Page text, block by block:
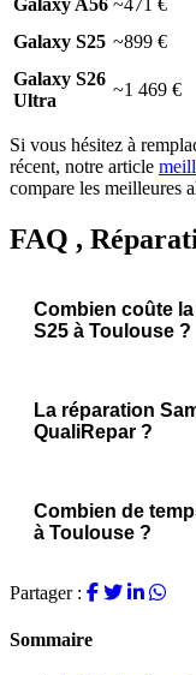
Galaxy A56 ~471 €
Galaxy S25 ~899 €
Galaxy S26
Ultra
~1 469 €
Si vous hésitez à
récent, notre article
compare les meilleures
FAQ ,
Combien coûte
S25 à Toulouse ?
La réparation
QualiRepar ?
Combien de
à Toulouse ?
Partager :
Sommaire